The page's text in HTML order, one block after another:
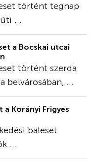
történt tegnap
...
a Bocskai utcai
történt szerda
belvárosában, ...
a Korányi Frigyes
baleset
...